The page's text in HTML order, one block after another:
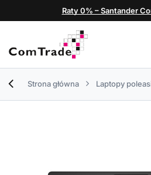
Raty 0% – Santander
Strona główna Laptopy